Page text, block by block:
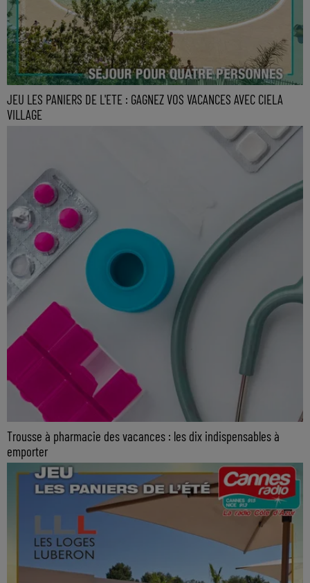
JEU LES PANIERS DE L'ETE : GAGNEZ VOS VACANCES AVEC CIELA
VILLAGE
Trousse à pharmacie des vacances : les dix indispensables à
emporter